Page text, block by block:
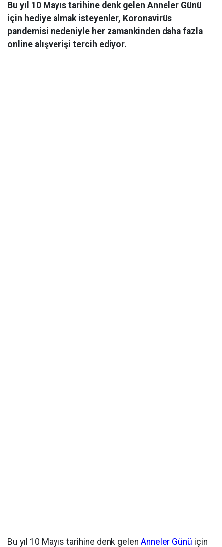
Bu yıl 10 Mayıs tarihine denk gelen Anneler Günü
için hediye almak isteyenler, Koronavirüs
pandemisi nedeniyle her zamankinden daha fazla
online alışverişi tercih ediyor.
Bu yıl 10 Mayıs tarihine denk gelen Anneler Günü için